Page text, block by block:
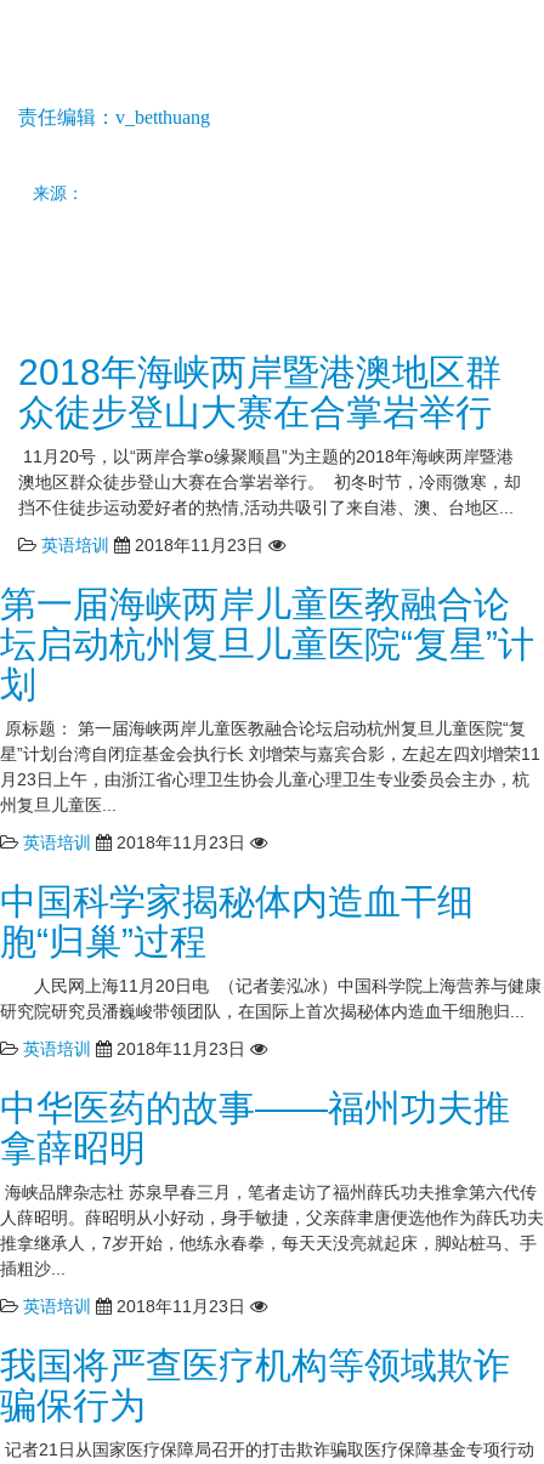
责任编辑：v_betthuang
来源：
2018年海峡两岸暨港澳地区群
众徒步登山大赛在合掌岩举行
11月20号，以“两岸合掌o缘聚顺昌”为主题的2018年海峡两岸暨港
澳地区群众徒步登山大赛在合掌岩举行。 初冬时节，冷雨微寒，却
挡不住徒步运动爱好者的热情,活动共吸引了来自港、澳、台地区...
英语培训
2018年11月23日
第一届海峡两岸儿童医教融合论
坛启动杭州复旦儿童医院“复星”计
划
原标题： 第一届海峡两岸儿童医教融合论坛启动杭州复旦儿童医院“复
星”计划台湾自闭症基金会执行长 刘增荣与嘉宾合影，左起左四刘增荣11
月23日上午，由浙江省心理卫生协会儿童心理卫生专业委员会主办，杭
州复旦儿童医...
英语培训
2018年11月23日
中国科学家揭秘体内造血干细
胞“归巢”过程
人民网上海11月20日电 （记者姜泓冰）中国科学院上海营养与健康
研究院研究员潘巍峻带领团队，在国际上首次揭秘体内造血干细胞归...
英语培训
2018年11月23日
中华医药的故事——福州功夫推
拿薛昭明
海峡品牌杂志社 苏泉早春三月，笔者走访了福州薛氏功夫推拿第六代传
人薛昭明。薛昭明从小好动，身手敏捷，父亲薛聿唐便选他作为薛氏功夫
推拿继承人，7岁开始，他练永春拳，每天天没亮就起床，脚站桩马、手
插粗沙...
英语培训
2018年11月23日
我国将严查医疗机构等领域欺诈
骗保行为
记者21日从国家医疗保障局召开的打击欺诈骗取医疗保障基金专项行动